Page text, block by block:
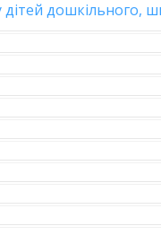
дошкільного,